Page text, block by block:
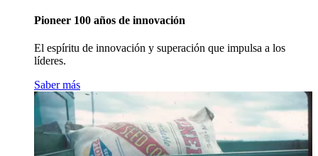
Pioneer 100 años de innovación
El espíritu de innovación y superación que impulsa a los
líderes.
Saber más